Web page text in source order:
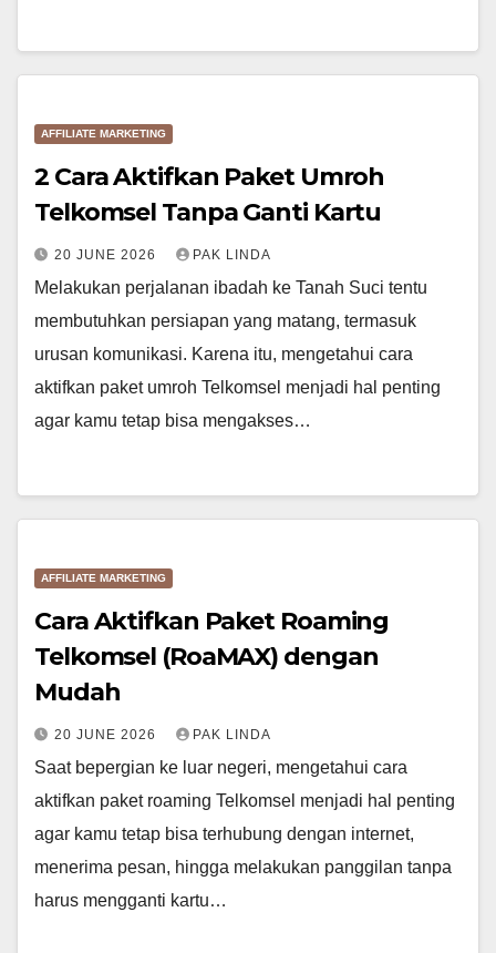
AFFILIATE MARKETING
2 Cara Aktifkan Paket Umroh
Telkomsel Tanpa Ganti Kartu
20 JUNE 2026 PAK LINDA
Melakukan perjalanan ibadah ke Tanah Suci tentu
membutuhkan persiapan yang matang, termasuk
urusan komunikasi. Karena itu, mengetahui cara
aktifkan paket umroh Telkomsel menjadi hal penting
agar kamu tetap bisa mengakses…
AFFILIATE MARKETING
Cara Aktifkan Paket Roaming
Telkomsel (RoaMAX) dengan
Mudah
20 JUNE 2026 PAK LINDA
Saat bepergian ke luar negeri, mengetahui cara
aktifkan paket roaming Telkomsel menjadi hal penting
agar kamu tetap bisa terhubung dengan internet,
menerima pesan, hingga melakukan panggilan tanpa
harus mengganti kartu…